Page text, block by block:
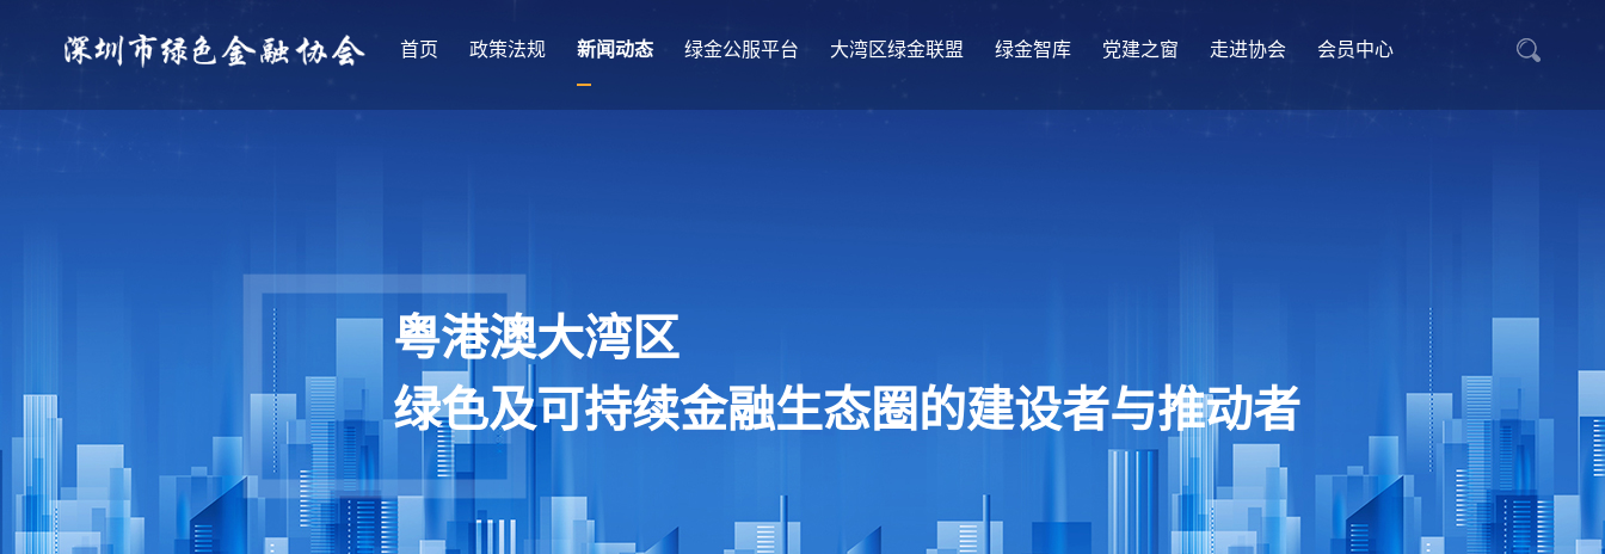
首页 政策法规 新闻动态 绿金公服平台 大湾区绿金联盟 绿金智库 党建之窗 走进协会 会员中心
粤港澳大湾区
绿色及可持续金融生态圈的建设者与推动者